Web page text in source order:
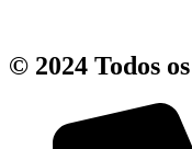
© 2024 Todos